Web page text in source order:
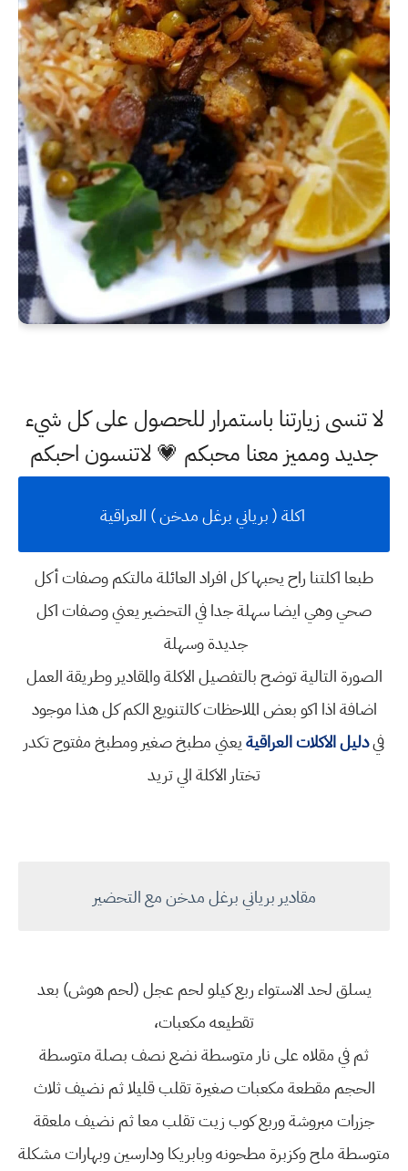
لا تنسى زيارتنا باستمرار للحصول على كل شيء
جديد ومميز معنا محبكم 💗 لاتنسون احبكم
اكلة ( برياني برغل مدخن ) العراقية
طبعا اكلتنا راح يحبها كل افراد العائلة مالتكموصفات أكل
صحيوهي ايضا سهلة جدا في التحضير يعنيوصفات اكل
جديدة وسهلة
الصورة التالية توضح بالتفصيل الاكلة والمقادير وطريقة العمل
اضافة اذا اكو بعض الملاحظات كالتنويع الكم كل هذا موجود
فيدليل الاكلات العراقيةيعنيمطبخ صغير ومطبخ مفتوح تكدر
تختار الاكلة الي تريد
مقادير برياني برغل مدخن مع التحضير
يسلق لحد الاستواء ربع كيلو لحم عجل (لحم هوش) بعد
تقطيعه مكعبات،
ثم في مقلاه على نار متوسطة نضع نصف بصلة متوسطة
الحجم مقطعة مكعبات صغيرة تقلب قليلا ثم نضيف ثلاث
جزرات مبروشة وربع كوب زيت تقلب معا ثم نضيف ملعقة
متوسطة ملح وكزبرة مطحونه وبابريكا ودارسين وبهارات مشكلة